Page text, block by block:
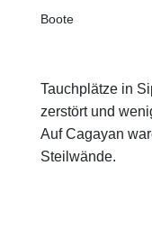
Boote
Tauchplätze in
zerstört und
Auf Cagayan
Steilwände.